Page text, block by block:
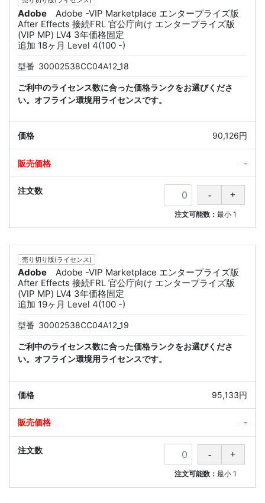
Adobe
Adobe -VIP Marketplace エンタープライズ版
After Effects 接続FRL 官公庁向け エンタープライズ版
(VIP MP) LV4 3年価格固定
追加 18ヶ月 Level 4(100 -)
型番 30002538CC04A12_18
ご利中のライセンス数に合った価格ランクをお選びくださ
い。オフライン環境用ライセンスです。
90,126円
-
注文可能数：最小 1
売り切り版(ライセンス)
Adobe
Adobe -VIP Marketplace エンタープライズ版
After Effects 接続FRL 官公庁向け エンタープライズ版
(VIP MP) LV4 3年価格固定
追加 19ヶ月 Level 4(100 -)
型番 30002538CC04A12_19
ご利中のライセンス数に合った価格ランクをお選びくださ
い。オフライン環境用ライセンスです。
95,133円
-
注文可能数：最小 1